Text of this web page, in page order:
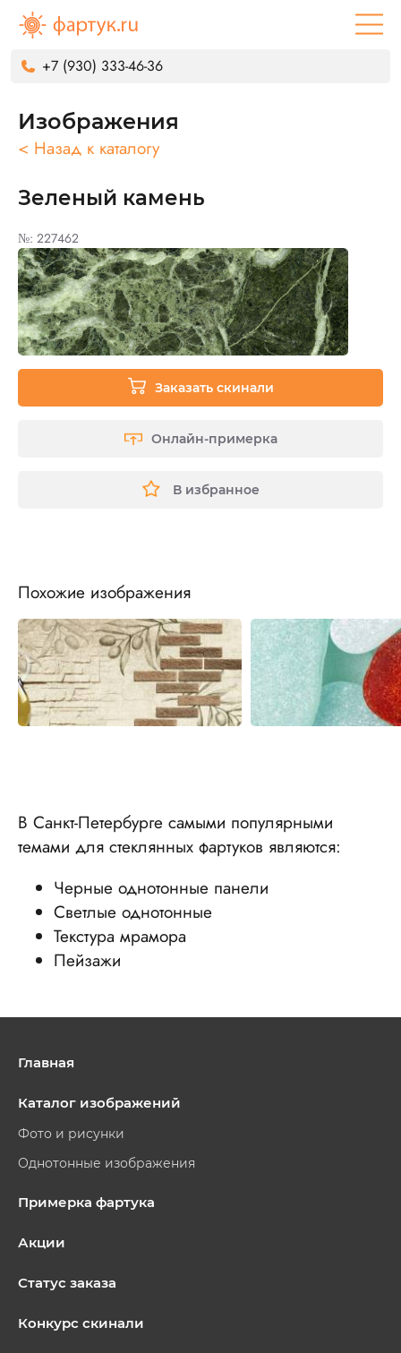
+7 (930) 333-46-36
Изображения
< Назад к каталогу
Зеленый камень
№: 227462
Заказать скинали
Онлайн-примерка
В избранное
Похожие изображения
В Санкт-Петербурге самыми популярными
темами для стеклянных фартуков являются:
Черные однотонные панели
Светлые однотонные
Текстура мрамора
Пейзажи
Главная
Каталог изображений
Фото и рисунки
Однотонные изображения
Примерка фартука
Акции
Статус заказа
Конкурс скинали